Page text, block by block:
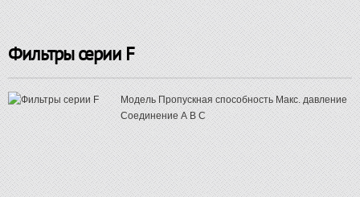
Фильтры серии F
Модель Пропускная способность Макс. давление
Соединение А В С